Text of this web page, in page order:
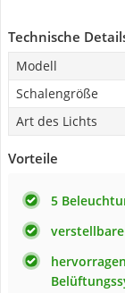
Technische
Modell
Schalengröße
Art des Lichts
Vorteile
5